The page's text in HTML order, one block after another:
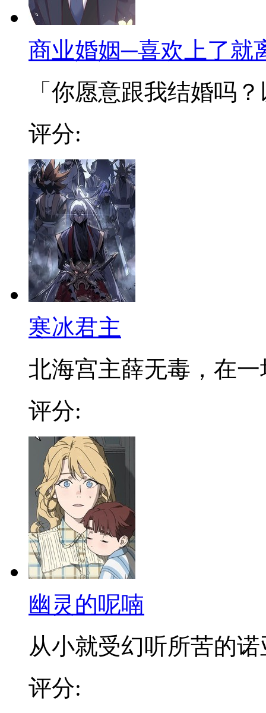
商业婚姻─喜欢上了就
「你愿意跟我结婚吗
评分:
寒冰君主
北海宫主薛无毒，在一
评分:
幽灵的呢喃
从小就受幻听所苦的诺
评分: